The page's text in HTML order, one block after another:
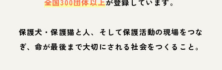
全国300団体以上が登録しています。
保護犬・保護猫と人、そして保護活動の現場をつな
ぎ、命が最後まで大切にされる社会をつくること。